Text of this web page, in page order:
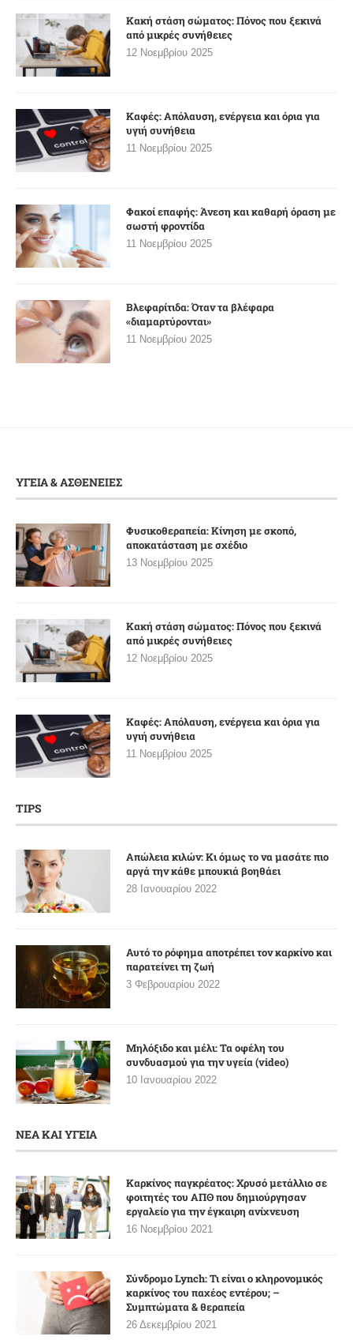
Κακή στάση σώματος: Πόνος που ξεκινά
από μικρές συνήθειες
12 Νοεμβρίου 2025
Καφές: Απόλαυση, ενέργεια και όρια για
υγιή συνήθεια
11 Νοεμβρίου 2025
Φακοί επαφής: Άνεση και καθαρή όραση με
σωστή φροντίδα
11 Νοεμβρίου 2025
Βλεφαρίτιδα: Όταν τα βλέφαρα
«διαμαρτύρονται»
11 Νοεμβρίου 2025
ΥΓΕΙΑ & ΑΣΘΕΝΕΙΕΣ
Φυσικοθεραπεία: Κίνηση με σκοπό,
αποκατάσταση με σχέδιο
13 Νοεμβρίου 2025
Κακή στάση σώματος: Πόνος που ξεκινά
από μικρές συνήθειες
12 Νοεμβρίου 2025
Καφές: Απόλαυση, ενέργεια και όρια για
υγιή συνήθεια
11 Νοεμβρίου 2025
TIPS
Απώλεια κιλών: Κι όμως το να μασάτε πιο
αργά την κάθε μπουκιά βοηθάει
28 Ιανουαρίου 2022
Αυτό το ρόφημα αποτρέπει τον καρκίνο και
παρατείνει τη ζωή
3 Φεβρουαρίου 2022
Μηλόξιδο και μέλι: Τα οφέλη του
συνδυασμού για την υγεία (video)
10 Ιανουαρίου 2022
ΝΕΑ ΚΑΙ ΥΓΕΙΑ
Καρκίνος παγκρέατος: Χρυσό μετάλλιο σε
φοιτητές του ΑΠΘ που δημιούργησαν
εργαλείο για την έγκαιρη ανίχνευση
16 Νοεμβρίου 2021
Σύνδρομο Lynch: Τι είναι ο κληρονομικός
καρκίνος του παχέος εντέρου; –
Συμπτώματα & θεραπεία
26 Δεκεμβρίου 2021